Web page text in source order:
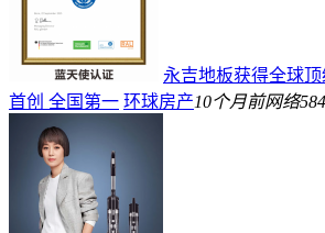
永吉地板获得全球
首创 全国第一 环球房产10个月前网络